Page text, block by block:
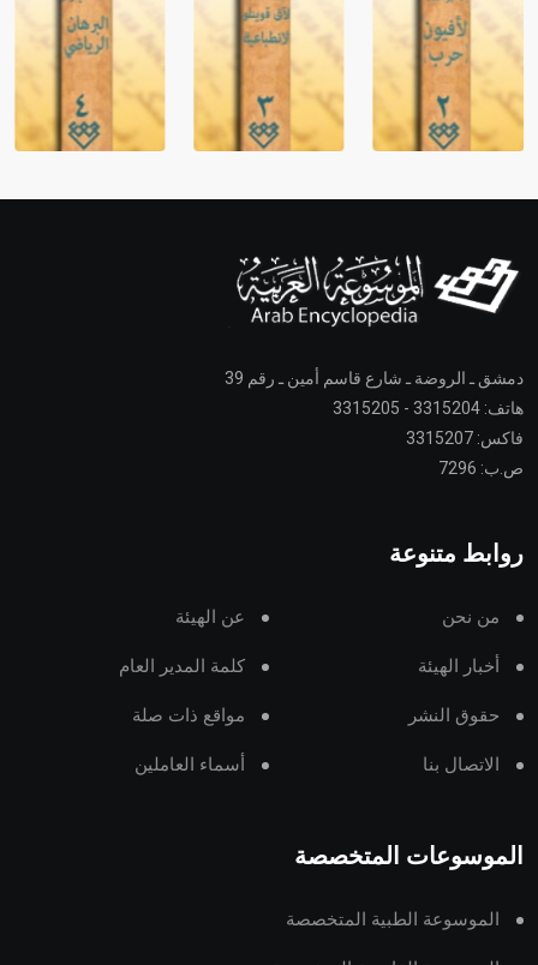
دمشق ـ الروضة ـ شارع قاسم أمين ـ رقم 39
هاتف: 3315204 - 3315205
فاكس: 3315207
ص.ب: 7296
روابط متنوعة
من نحن عن الهيئة
أخبار الهيئة كلمة المدير العام
حقوق النشر مواقع ذات صلة
الاتصال بنا أسماء العاملين
الموسوعات المتخصصة
الموسوعة الطبية المتخصصة